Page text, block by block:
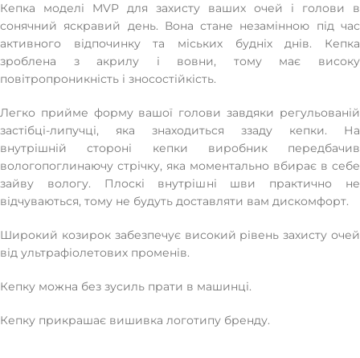
Кепка моделі MVP для захисту ваших очей і голови в
сонячний яскравий день. Вона стане незамінною під час
активного відпочинку та міських будніх днів. Кепка
зроблена з акрилу і вовни, тому має високу
повітропроникність і зносостійкість.
Легко прийме форму вашої голови завдяки регульованій
застібці-липучці, яка знаходиться ззаду кепки. На
внутрішній стороні кепки виробник передбачив
вологопоглинаючу стрічку, яка моментально вбирає в себе
зайву вологу. Плоскі внутрішні шви практично не
відчуваються, тому не будуть доставляти вам дискомфорт.
Широкий козирок забезпечує високий рівень захисту очей
від ультрафіолетових променів.
Кепку можна без зусиль прати в машинці.
Кепку прикрашає вишивка логотипу бренду.